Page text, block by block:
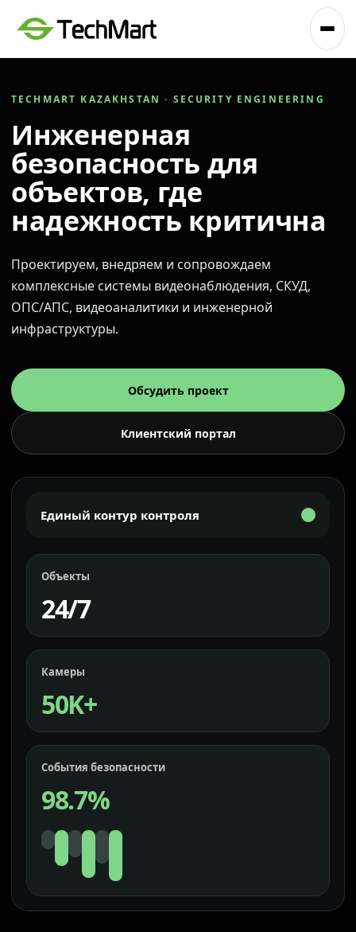
TECHMART KAZAKHSTAN · SECURITY ENGINEERING
Инженерная
безопасность для
объектов, где
надежность критична
Проектируем, внедряем и сопровождаем
комплексные системы видеонаблюдения, СКУД,
ОПС/АПС, видеоаналитики и инженерной
инфраструктуры.
Обсудить проект
Клиентский портал
Единый контур контроля
Объекты
24/7
Камеры
50K+
События безопасности
98.7%